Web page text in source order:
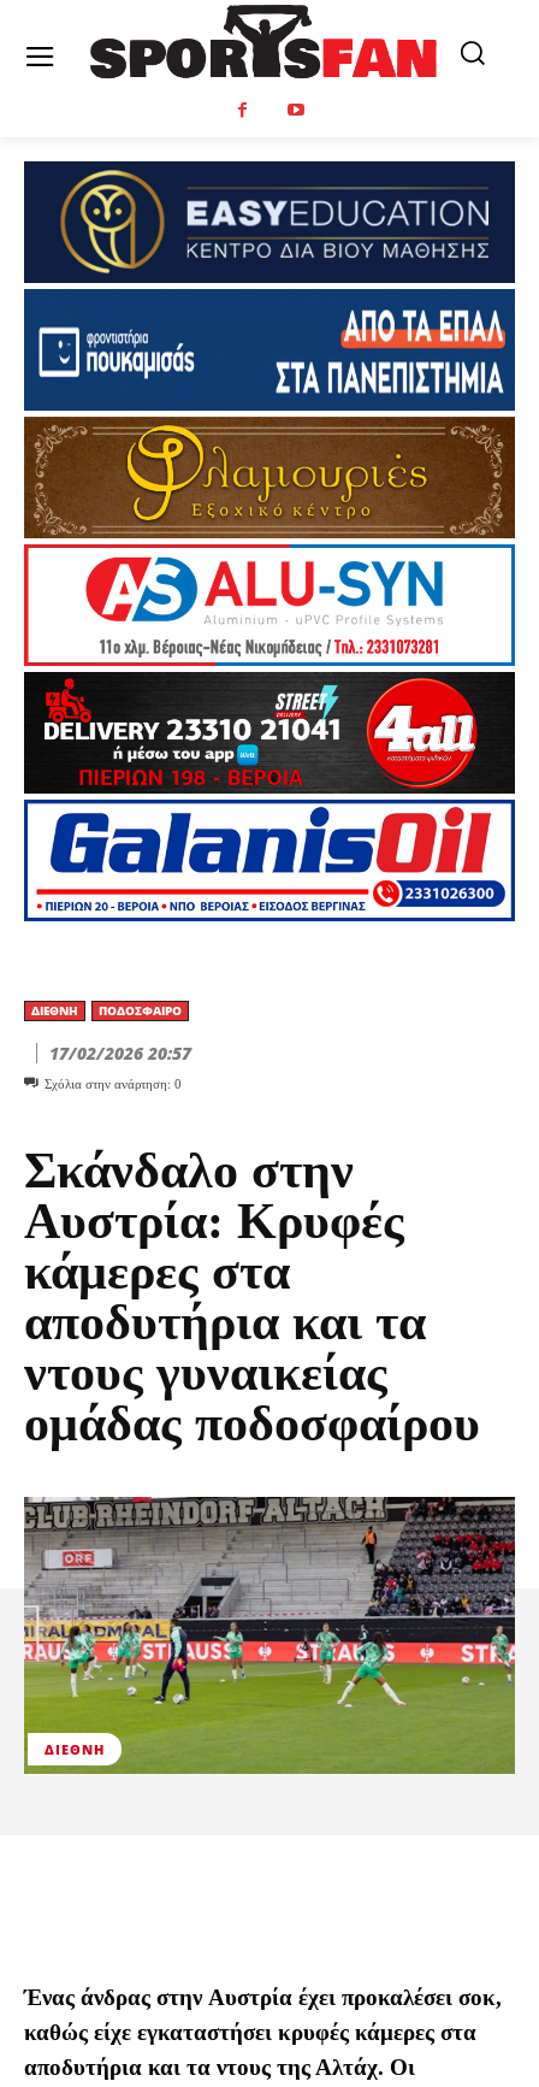
ΔΙΕΘΝΉ ΠΟΔΌΣΦΑΙΡΟ
17/02/2026 20:57
Σχόλια στην ανάρτηση: 0
Σκάνδαλο στην
Αυστρία: Κρυφές
κάμερες στα
αποδυτήρια και τα
ντους γυναικείας
ομάδας ποδοσφαίρου
ΔΙΕΘΝΉ
Ένας άνδρας στην Αυστρία έχει προκαλέσει σοκ,
καθώς είχε εγκαταστήσει κρυφές κάμερες στα
αποδυτήρια και τα ντους της Αλτάχ. Οι